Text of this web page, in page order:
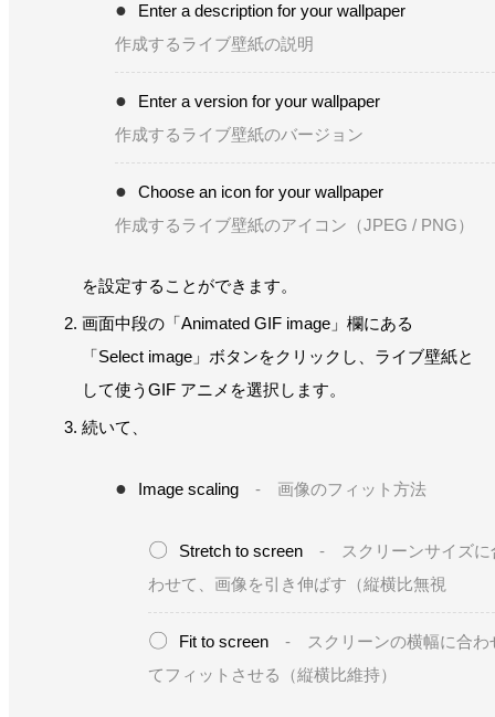
Enter a description for your wallpaper
作成するライブ壁紙の説明
Enter a version for your wallpaper
作成するライブ壁紙のバージョン
Choose an icon for your wallpaper
作成するライブ壁紙のアイコン（JPEG / PNG）
を設定することができます。
画面中段の「Animated GIF image」欄にある
「Select image」ボタンをクリックし、ライブ壁紙と
して使うGIF アニメを選択します。
続いて、
Image scaling - 画像のフィット方法
Stretch to screen - スクリーンサイズに
わせて、画像を引き伸ばす（縦横比無視
Fit to screen - スクリーンの横幅に合わ
てフィットさせる（縦横比維持）